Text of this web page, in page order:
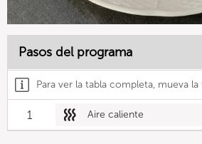
Pasos del programa
Para ver la tabla completa, mueva la
1 Aire caliente